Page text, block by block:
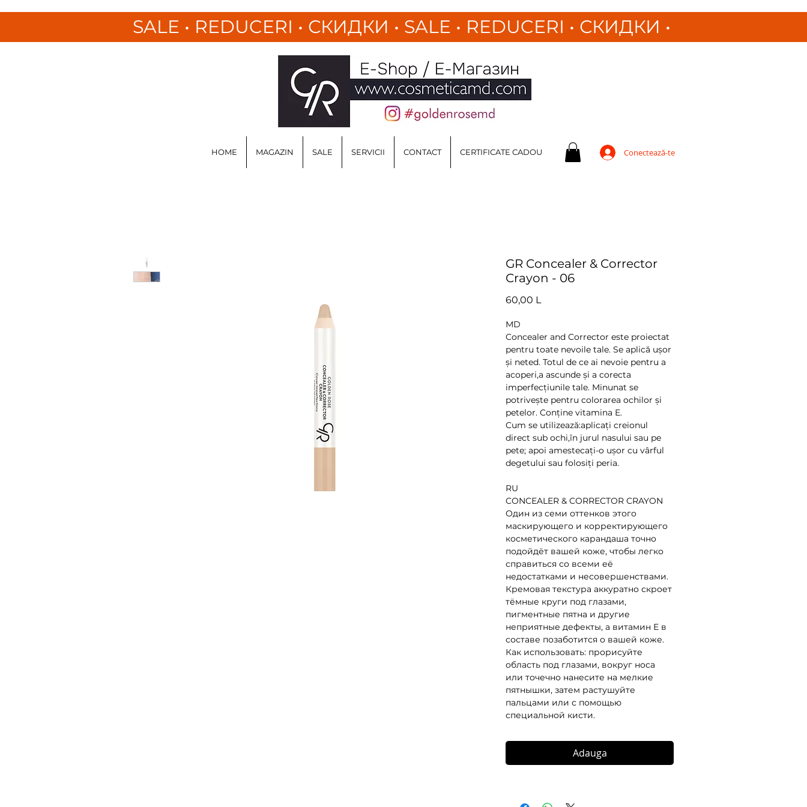
SALE • REDUCERI • СКИДКИ • SALE • REDUCERI • СКИДКИ •
HOME MAGAZIN SALE SERVICII CONTACT CERTIFICATE CADOU Conectează-te
GR Concealer & Corrector
Crayon - 06
60,00 L
MD
Concealer and Corrector este proiectat
pentru toate nevoile tale. Se aplică ușor
și neted. Totul de ce ai nevoie pentru a
acoperi,a ascunde și a corecta
imperfecțiunile tale. Minunat se
potrivește pentru colorarea ochilor și
petelor. Conține vitamina E.
Cum se utilizează:aplicați creionul
direct sub ochi,în jurul nasului sau pe
pete; apoi amestecați-o ușor cu vârful
degetului sau folosiți peria.
RU
CONCEALER & CORRECTOR CRAYON
Один из семи оттенков этого
маскирующего и корректирующего
косметического карандаша точно
подойдёт вашей коже, чтобы легко
справиться со всеми её
недостатками и несовершенствами.
Кремовая текстура аккуратно скроет
тёмные круги под глазами,
пигментные пятна и другие
неприятные дефекты, а витамин Е в
составе позаботится о вашей коже.
Как использовать: прорисуйте
область под глазами, вокруг носа
или точечно нанесите на мелкие
пятнышки, затем растушуйте
пальцами или с помощью
специальной кисти.
Adauga